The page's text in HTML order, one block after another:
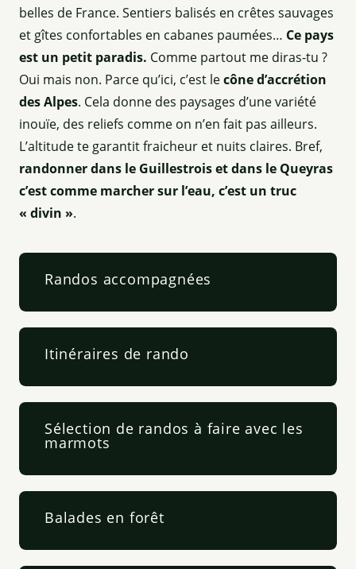
belles de France. Sentiers balisés en crêtes sauvages
et gîtes confortables en cabanes paumées… Ce pays
est un petit paradis. Comme partout me diras-tu ?
Oui mais non. Parce qu’ici, c’est lecône d’accrétion
des Alpes. Cela donne des paysages d’une variété
inouïe, des reliefs comme on n’en fait pas ailleurs.
L’altitude te garantit fraicheur et nuits claires. Bref,
randonner dans le Guillestrois et dans le Queyras
c’est comme marcher sur l’eau, c’est un truc
« divin ».
Randos accompagnées
Itinéraires de rando
Sélection de randos à faire avec les
marmots
Balades en forêt